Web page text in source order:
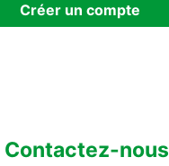
Créer un compte
Contactez-nous